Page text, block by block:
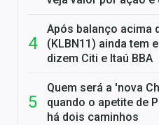
Após balanço acima
(KLBN11) ainda tem
dizem Citi e Itaú BBA
Quem será a 'nova
quando o apetite de
há dois caminhos